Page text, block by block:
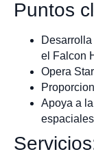
Puntos
el Falcon
Opera
Apoya a